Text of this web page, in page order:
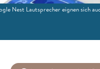
Nest Lautsprecher eignen sich